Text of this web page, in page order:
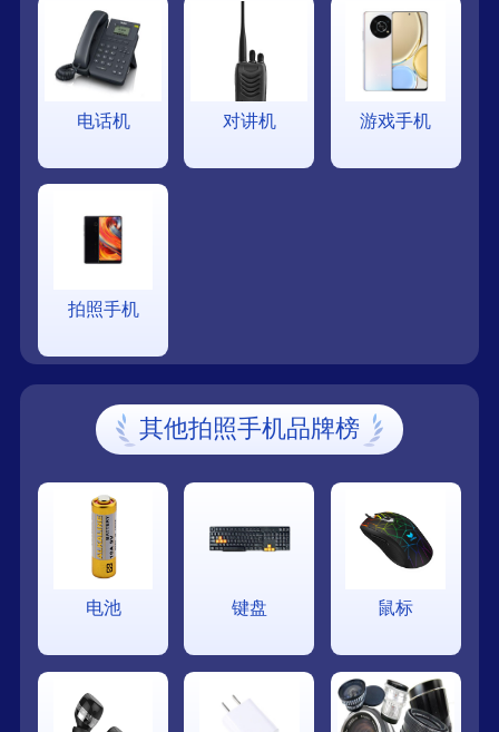
电话机 对讲机 游戏手机
拍照手机
其他拍照手机品牌榜
电池 键盘 鼠标